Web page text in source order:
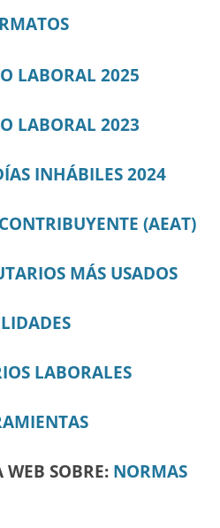
LABORAL 2025
LABORAL 2023
INHÁBILES 2024
(AEAT)
MÁS USADOS
LABORALES
WEB SOBRE: NORMAS